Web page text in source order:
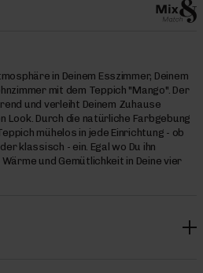
in Deinem Esszimmer, Deinem
mit dem Teppich "Mango". Der
und verleiht Deinem Zuhause
Look. Durch die natürliche Farbgebung
mühelos in jede Einrichtung - ob
klassisch - ein. Egal wo Du ihn
und Gemütlichkeit in Deine vier